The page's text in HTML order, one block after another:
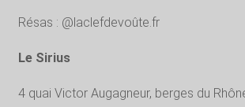
Résas : @laclefdevoûte.fr
Le Sirius
4 quai Victor Augagneur, berges du